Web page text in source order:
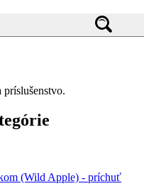
(Wild Apple) - príchuť